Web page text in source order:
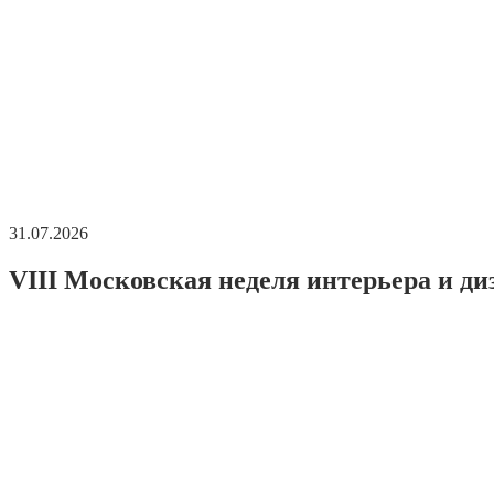
31.07.2026
VIII Московская неделя интерьера и